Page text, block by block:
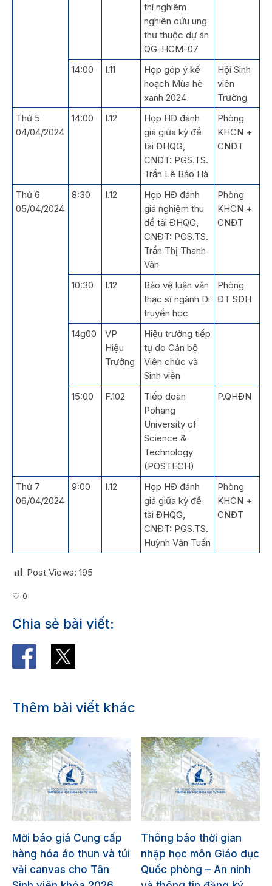
thí nghiêm
nghiên cứu ung
thư thuộc dự án
QG-HCM-07
14:00 I.11
Họp góp ý kế
hoạch Mùa hè
xanh 2024
Hội Sinh
viên
Trường
Thứ 5
04/04/2024
14:00 I.12
Họp HĐ đánh
giá giữa kỳ đề
tài ĐHQG,
CNĐT: PGS.TS.
Trần Lê Bảo Hà
Phòng
KHCN +
CNĐT
Thứ 6
05/04/2024
8:30 I.12
Họp HĐ đánh
giá nghiệm thu
đề tài ĐHQG,
CNĐT: PGS.TS.
Trần Thị Thanh
Vân
Phòng
KHCN +
CNĐT
10:30 I.12
Bảo vệ luận văn
thạc sĩ ngành Di
truyền học
Phòng
ĐT SĐH
14g00
VP
Hiệu
Trưởng
Hiệu trưởng tiếp
tự do Cán bộ
Viên chức và
Sinh viên
15:00
F.102
Tiếp đoàn
Pohang
University of
Science &
Technology
(POSTECH)
P.QHĐN
Thứ 7
06/04/2024
9:00 I.12
Họp HĐ đánh
giá giữa kỳ đề
tài ĐHQG,
CNĐT: PGS.TS.
Huỳnh Văn Tuấn
Phòng
KHCN +
CNĐT
Post Views: 195
0
Chia sẻ bài viết:
Thêm bài viết khác
Mời báo giá Cung cấp
hàng hóa áo thun và túi
vải canvas cho Tân
Thông báo thời gian
nhập học môn Giáo dục
Quốc phòng – An ninh